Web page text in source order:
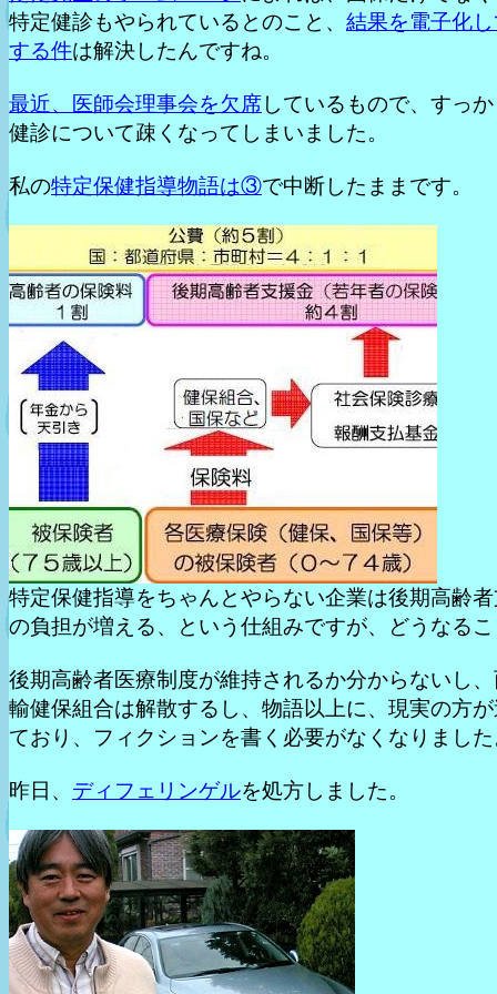
特定健診もやられているとのこと、 結果を電子化
する件は解決したんですね。
最近、医師会理事会を欠席しているもので、すっ
健診について疎くなってしまいました。
私の特定保健指導物語は③で中断したままです。
特定保健指導をちゃんとやらない企業は後期高齢
の負担が増える、という仕組みですが、どうなる
後期高齢者医療制度が維持されるか分からないし
輸健保組合は解散するし、物語以上に、現実の方
ており、フィクションを書く必要がなくなりまし
昨日、 ディフェリンゲルを処方しました。